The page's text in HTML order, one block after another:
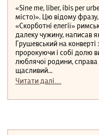
«Sine me, liber, ibis per
місто)». Цю відому
«Скорботні елегії»
далеку чужину, написав
Грушевський на
пророкуючи і собі долю
люблячої родини,
щасливий...
Читати далі…